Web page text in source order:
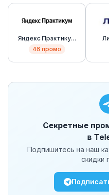
Яндекс Практикум
(Yandex Practicum)
46 промо
Секретные
в
Подпишитесь на наш
скидки